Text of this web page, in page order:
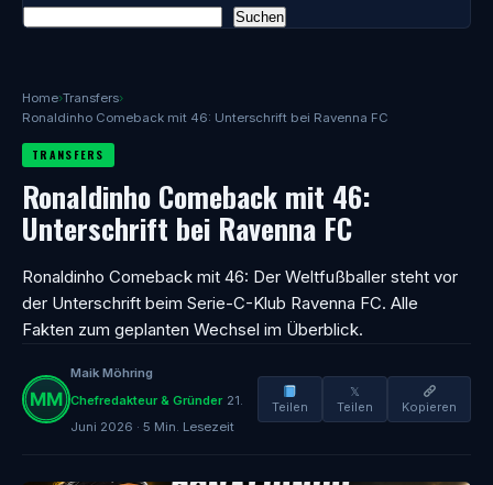
Home›Transfers›
Ronaldinho Comeback mit 46: Unterschrift bei Ravenna FC
TRANSFERS
Ronaldinho Comeback mit 46:
Unterschrift bei Ravenna FC
Ronaldinho Comeback mit 46: Der Weltfußballer steht vor
der Unterschrift beim Serie-C-Klub Ravenna FC. Alle
Fakten zum geplanten Wechsel im Überblick.
Maik Möhring
Chefredakteur & Gründer 21.
Juni 2026 · 5 Min. Lesezeit
Teilen
𝕏
Teilen
Kopieren
Suchen